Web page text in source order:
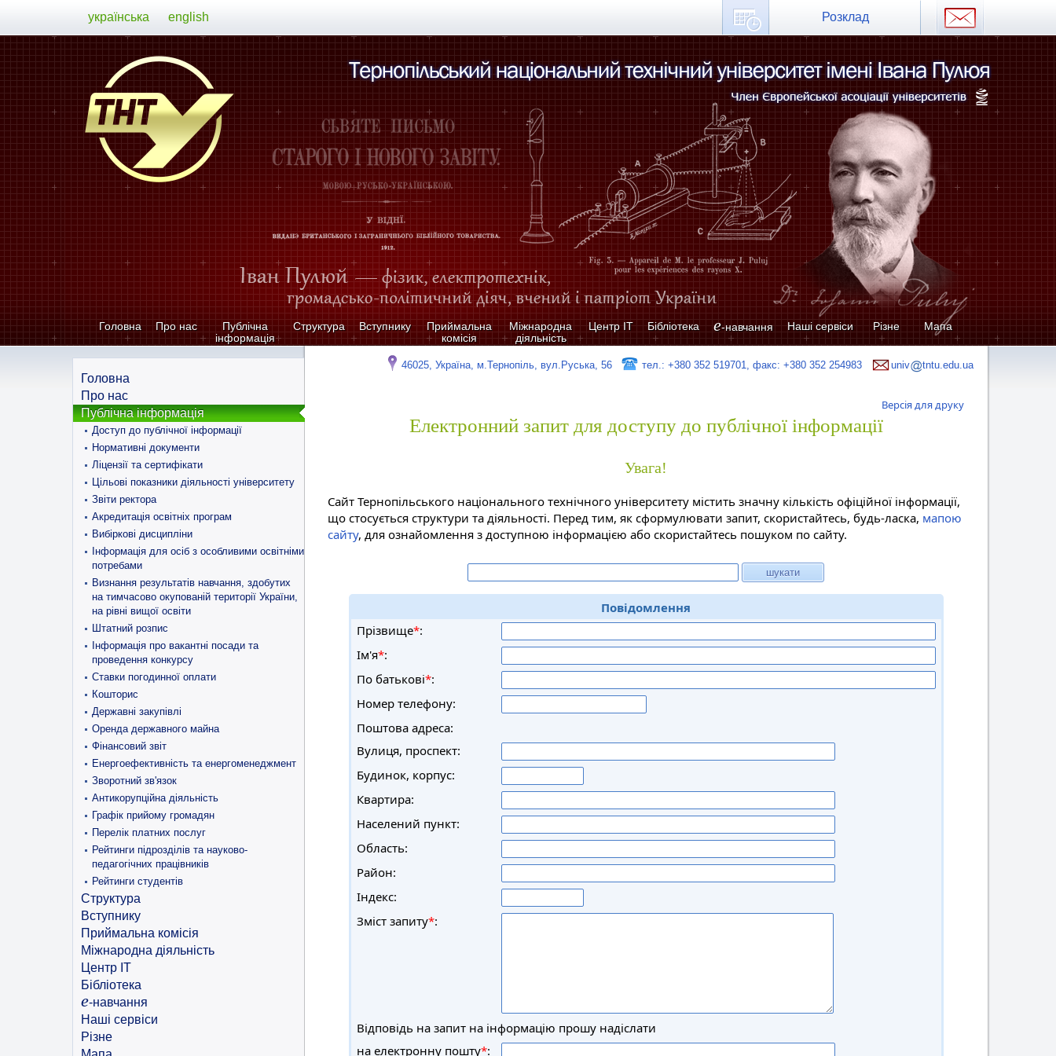
Розклад
українська english
Головна Про нас
Публічна
інформація
Структура Вступнику
Приймальна
комісія
Міжнародна
діяльність
Центр ІТ Бібліотека e-навчання Наші сервіси Різне Мапа
Головна
Про нас
Публічна інформація
Доступ до публічної інформації
Нормативні документи
Ліцензії та сертифікати
Цільові показники діяльності університету
Звіти ректора
Акредитація освітніх програм
Вибіркові дисципліни
Інформація для осіб з особливими освітніми
потребами
Визнання результатів навчання, здобутих
на тимчасово окупованій території України,
на рівні вищої освіти
Штатний розпис
Інформація про вакантні посади та
проведення конкурсу
Ставки погодинної оплати
Кошторис
Державні закупівлі
Оренда державного майна
Фінансовий звіт
Енергоефективність та енергоменеджмент
Зворотний зв'язок
Антикорупційна діяльність
Графік прийому громадян
Перелік платних послуг
Рейтинги підрозділів та науково-
педагогічних працівників
Рейтинги студентів
Структура
Вступнику
Приймальна комісія
Міжнародна діяльність
Центр ІТ
Бібліотека
e-навчання
Наші сервіси
Різне
46025, Україна, м.Тернопіль, вул.Руська, 56 тел.: +380 352 519701, факс: +380 352 254983 univ tntu.edu.ua
Версія для друку
Електронний запит для доступу до публічної інформації
Увага!
Сайт Тернопільського національного технічного університету містить значну кількість офіційної інформації,
що стосується структури та діяльності. Перед тим, як сформулювати запит, скористайтесь, будь-ласка, мапою
сайту, для ознайомлення з доступною інформацією або скористайтесь пошуком по сайту.
Повідомлення
Прізвище*:
Ім'я*:
По батькові*:
Номер телефону:
Поштова адреса:
Вулиця, проспект:
Будинок, корпус:
Квартира:
Населений пункт:
Область:
Район:
Індекс:
Зміст запиту*:
Відповідь на запит на інформацію прошу надіслати
на електронну пошту*: